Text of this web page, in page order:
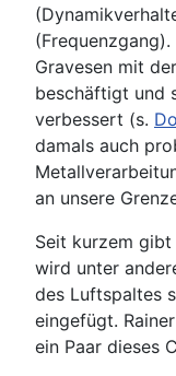
Gravesen mit
beschäftigt und
verbessert (s.
damals auch
an unsere
Seit kurzem
wird unter
des Luftspaltes
eingefügt.
ein Paar dieses